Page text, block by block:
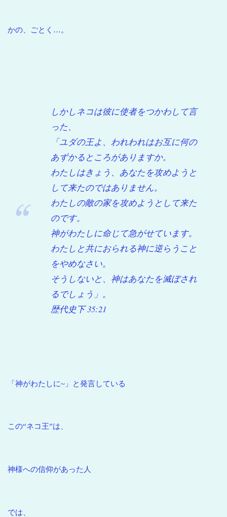
かの、ごとく…。
しかしネコは彼に使者をつかわして言
った、
「ユダの王よ、われわれはお互に何の
あずかるところがありますか。
わたしはきょう、あなたを攻めようと
して来たのではありません。
わたしの敵の家を攻めようとして来た
のです。
神がわたしに命じて急がせています。
わたしと共におられる神に逆らうこと
をやめなさい。
そうしないと、神はあなたを滅ぼされ
るでしょう」。
歴代史下 35:21
「神がわたしに~」と発言している
この“ネコ王”は、
神様への信仰があった人
では、